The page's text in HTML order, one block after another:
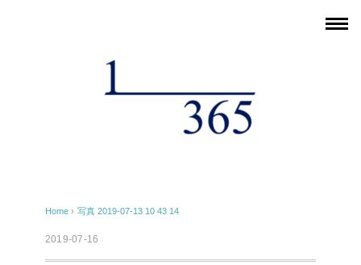
Home › 写真 2019-07-13 10 43 14
2019-07-16